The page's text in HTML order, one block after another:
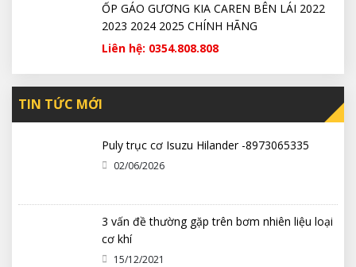
ỐP GÁO GƯƠNG KIA CAREN BÊN LÁI 2022
2023 2024 2025 CHÍNH HÃNG
Liên hệ: 0354.808.808
TIN TỨC MỚI
Puly trục cơ Isuzu Hilander -8973065335
02/06/2026
3 vấn đề thường gặp trên bơm nhiên liệu loại
cơ khí
15/12/2021